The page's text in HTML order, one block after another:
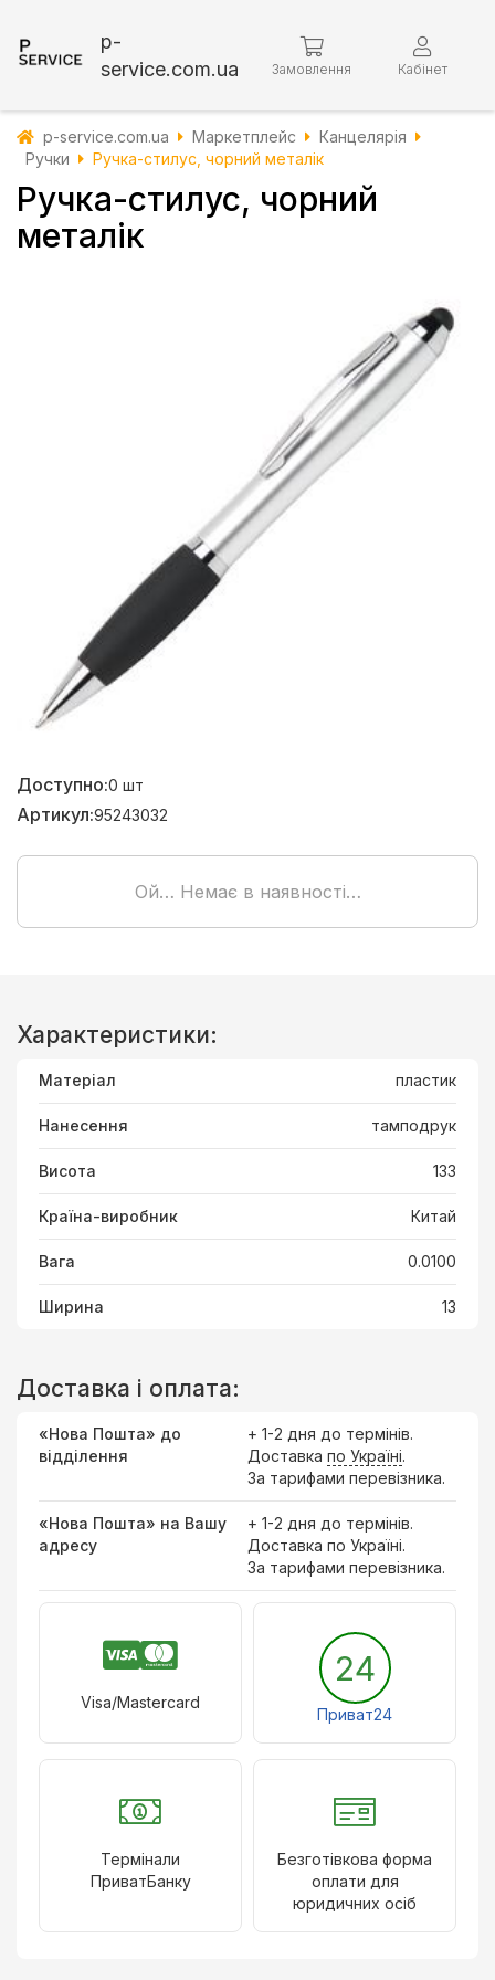
p-
service.com.ua
Замовлення Кабінет
p-service.com.ua Маркетплейс
Канцелярія
Ручки
Ручка-стилус, чорний металік
Ручка-стилус, чорний
металік
Доступно:0 шт
Артикул:95243032
Ой… Немає в наявності…
Характеристики:
Матеріал пластик
Нанесення тамподрук
Висота 133
Країна-виробник Китай
Вага 0.0100
Ширина 13
Доставка і оплата:
«Нова Пошта» до
відділення
+ 1-2 дня до термінів.
Доставка по Україні.
За тарифами перевізника.
«Нова Пошта» на Вашу
адресу
+ 1-2 дня до термінів.
Доставка по Україні.
За тарифами перевізника.
Visa/Mastercard
24
Приват24
Термінали
ПриватБанку
Безготівкова форма
оплати для
юридичних осіб